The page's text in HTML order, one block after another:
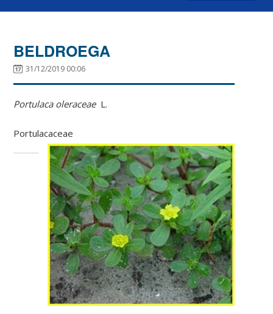
BELDROEGA
31/12/2019 00:06
Portulaca oleraceae L.
Portulacaceae